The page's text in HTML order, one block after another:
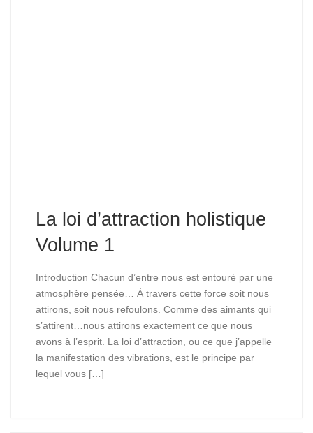
La loi d’attraction holistique
Volume 1
Introduction Chacun d’entre nous est entouré par une
atmosphère pensée… À travers cette force soit nous
attirons, soit nous refoulons. Comme des aimants qui
s’attirent…nous attirons exactement ce que nous
avons à l’esprit. La loi d’attraction, ou ce que j’appelle
la manifestation des vibrations, est le principe par
lequel vous […]